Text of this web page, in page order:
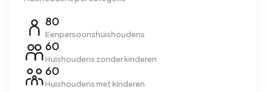
80
Eenpersoonshuishoudens
60
Huishoudens zonder kinderen
60
Huishoudens met kinderen